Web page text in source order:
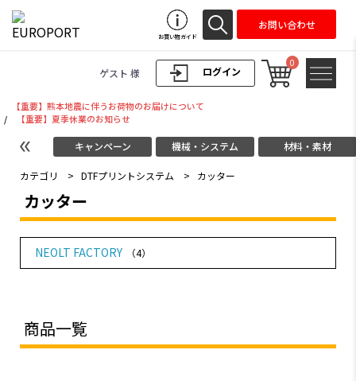
ログイン
ゲスト 様
0
お買い物ガイド
お問い合わせ
【重要】熊本地震に伴うお荷物のお届けについて
/
【重要】夏季休業のお知らせ
キャンペーン 機械・システム 材料・素材
カテゴリ > DTFプリントシステム > カッター
カッター
NEOLT FACTORY （4）
商品一覧